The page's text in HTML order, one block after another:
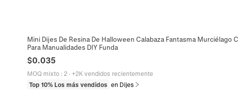
Mini Dijes De Resina De Halloween Calabaza Fantasma Murciélago
Para Manualidades DIY Funda
$0.035
MOQ mixto: 2· +2K vendidos recientemente
Top 10% Los más vendidos en Dijes